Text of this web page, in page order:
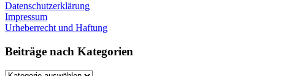
Datenschutzerklärung
Impressum
Urheberrecht und Haftung
Beiträge nach Kategorien